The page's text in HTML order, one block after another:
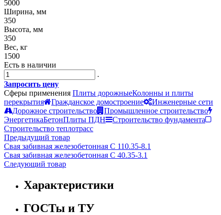
5000
Ширина, мм
350
Высота, мм
350
Вес, кг
1500
Есть в наличии
.
Запросить цену
Сферы применения Плиты дорожныеКолонны и плиты
перекрытия
Гражданское домостроение
Инженерные сети
Дорожное строительство
Промышленное строительство
ЭнергетикаБетонПлиты ПДН
Строительство фундамента
Строительство теплотрасс
Предыдущий товар
Свая забивная железобетонная С 110.35-8.1
Свая забивная железобетонная С 40.35-3.1
Следующий товар
Характеристики
ГОСТы и ТУ